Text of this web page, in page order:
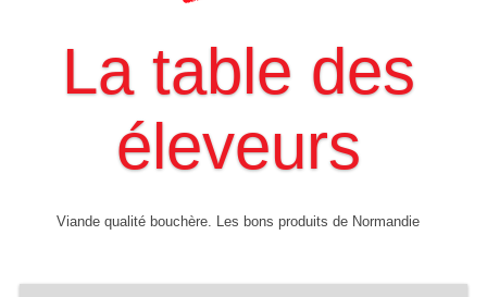
La table des
éleveurs
Viande qualité bouchère. Les bons produits de Normandie